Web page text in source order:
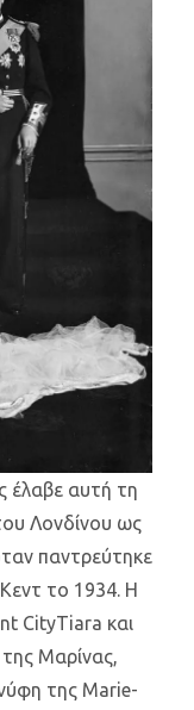
έλαβε αυτή τη
Λονδίνου ως
παντρεύτηκε
το 1934. Η
CityTiara και
Μαρίνας,
της Marie-